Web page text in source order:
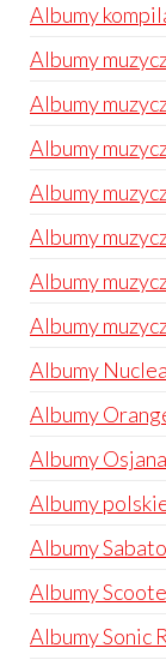
Albumy
Albumy
Albumy
Albumy
Albumy
Albumy
Albumy
Albumy
Albumy
Albumy
Albumy Osjana
Albumy
Albumy
Albumy
Albumy Sonic